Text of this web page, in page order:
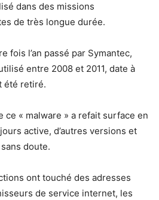
dans des missions
de très longue durée.
fois l’an passé par Symantec,
entre 2008 et 2011, date à
été retiré.
ce « malware » a refait surface en
active, d’autres versions et
doute.
ont touché des adresses
de service internet, les